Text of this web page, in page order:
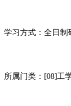
学习方式：全日制
所属门类：[08]工